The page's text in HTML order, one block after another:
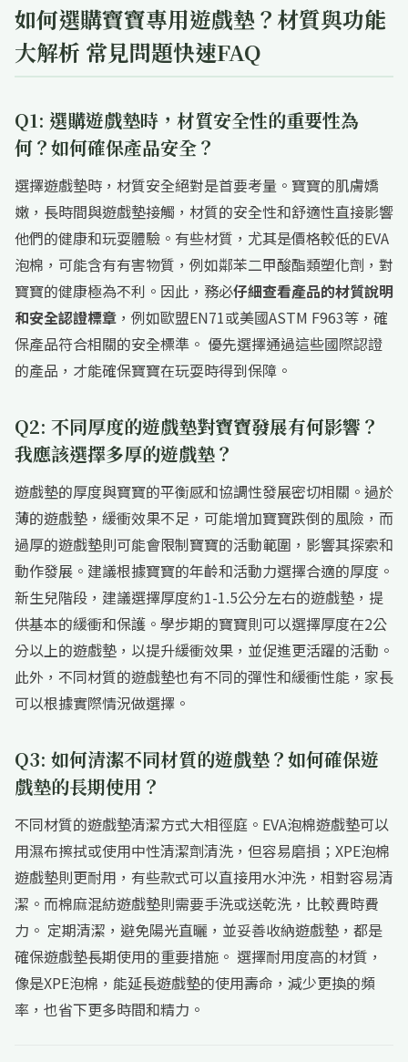
如何選購寶寶專用遊戲墊？材質與功能
大解析 常見問題快速FAQ
Q1: 選購遊戲墊時，材質安全性的重要性為
何？如何確保產品安全？
選擇遊戲墊時，材質安全絕對是首要考量。寶寶的肌膚嬌
嫩，長時間與遊戲墊接觸，材質的安全性和舒適性直接影響
他們的健康和玩耍體驗。有些材質，尤其是價格較低的EVA
泡棉，可能含有有害物質，例如鄰苯二甲酸酯類塑化劑，對
寶寶的健康極為不利。因此，務必仔細查看產品的材質說明
和安全認證標章 ，例如歐盟EN71或美國ASTM F963等，確
保產品符合相關的安全標準。 優先選擇通過這些國際認證
的產品，才能確保寶寶在玩耍時得到保障。
Q2: 不同厚度的遊戲墊對寶寶發展有何影響？
我應該選擇多厚的遊戲墊？
遊戲墊的厚度與寶寶的平衡感和協調性發展密切相關。過於
薄的遊戲墊，緩衝效果不足，可能增加寶寶跌倒的風險，而
過厚的遊戲墊則可能會限制寶寶的活動範圍，影響其探索和
動作發展。建議根據寶寶的年齡和活動力選擇合適的厚度。
新生兒階段，建議選擇厚度約1-1.5公分左右的遊戲墊，提
供基本的緩衝和保護。學步期的寶寶則可以選擇厚度在2公
分以上的遊戲墊，以提升緩衝效果，並促進更活躍的活動。
此外，不同材質的遊戲墊也有不同的彈性和緩衝性能，家長
可以根據實際情況做選擇。
Q3: 如何清潔不同材質的遊戲墊？如何確保遊
戲墊的長期使用？
不同材質的遊戲墊清潔方式大相徑庭。EVA泡棉遊戲墊可以
用濕布擦拭或使用中性清潔劑清洗，但容易磨損；XPE泡棉
遊戲墊則更耐用，有些款式可以直接用水沖洗，相對容易清
潔。而棉麻混紡遊戲墊則需要手洗或送乾洗，比較費時費
力。 定期清潔，避免陽光直曬，並妥善收納遊戲墊，都是
確保遊戲墊長期使用的重要措施。 選擇耐用度高的材質，
像是XPE泡棉，能延長遊戲墊的使用壽命，減少更換的頻
率，也省下更多時間和精力。